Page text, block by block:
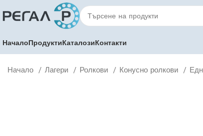
НачалоПродуктиКаталозиКонтакти
Начало Лагери Ролкови Конусно ролкови